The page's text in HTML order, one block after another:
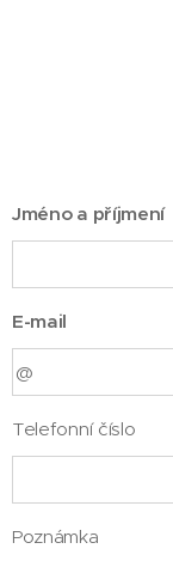
Jméno a příjmení
E-mail
Telefonní číslo
Poznámka